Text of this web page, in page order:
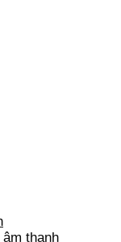
thanh